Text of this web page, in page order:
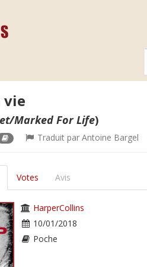
vie
Marked For Life)
Traduit parAntoine Bargel
Votes Avis
HarperCollins
10/01/2018
Poche